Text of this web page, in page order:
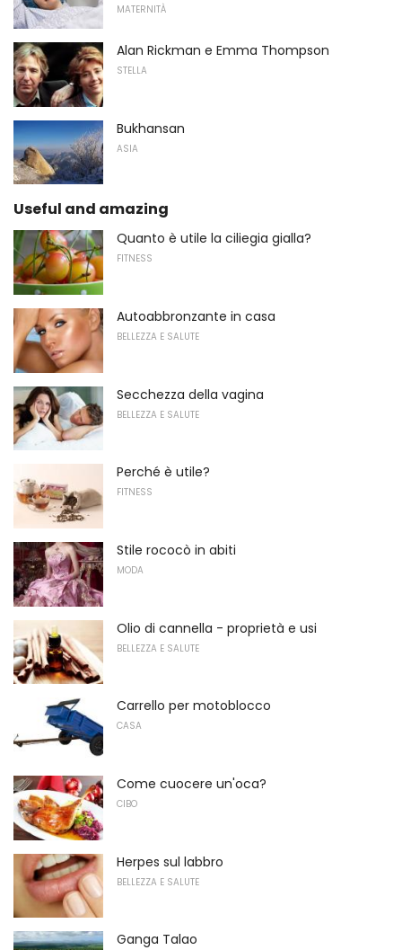
MATERNITÀ
Alan Rickman e Emma Thompson
STELLA
Bukhansan
ASIA
Useful and amazing
Quanto è utile la ciliegia gialla?
FITNESS
Autoabbronzante in casa
BELLEZZA E SALUTE
Secchezza della vagina
BELLEZZA E SALUTE
Perché è utile?
FITNESS
Stile rococò in abiti
MODA
Olio di cannella - proprietà e usi
BELLEZZA E SALUTE
Carrello per motoblocco
CASA
Come cuocere un'oca?
CIBO
Herpes sul labbro
BELLEZZA E SALUTE
Ganga Talao